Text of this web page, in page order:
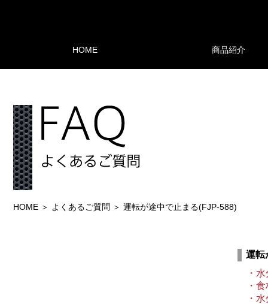
HOME 商品紹介
HOME よくあるご質問 運転が途中で止まる(FJP-588)
運転
・
・
・